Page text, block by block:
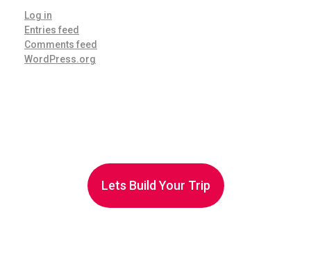
Log in
Entries feed
Comments feed
WordPress.org
Lets Build Your Trip